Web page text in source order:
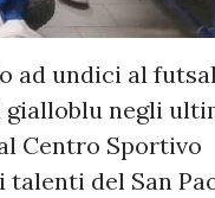
ad undici al
gialloblu negli
Centro Sportivo
talenti del San